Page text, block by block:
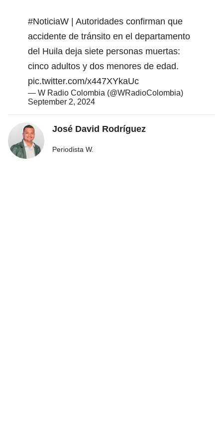
#NoticiaW | Autoridades confirman que
accidente de tránsito en el departamento
del Huila deja siete personas muertas:
cinco adultos y dos menores de edad.
pic.twitter.com/x447XYkaUc
— W Radio Colombia (@WRadioColombia)
September 2, 2024
José David Rodríguez
Periodista W.